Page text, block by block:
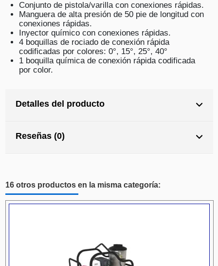
Conjunto de pistola/varilla con conexiones rápidas.
Manguera de alta presión de 50 pie de longitud con
conexiones rápidas.
Inyector químico con conexiones rápidas.
4 boquillas de rociado de conexión rápida
codificadas por colores: 0°, 15°, 25°, 40°
1 boquilla química de conexión rápida codificada
por color.
Detalles del producto
Reseñas (0)
16 otros productos en la misma categoría: